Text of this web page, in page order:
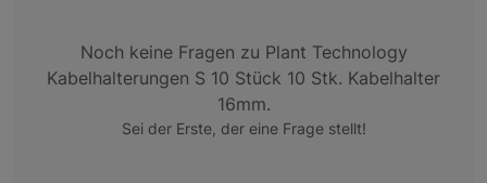
Noch keine Fragen zu Plant Technology
Kabelhalterungen S 10 Stück 10 Stk. Kabelhalter
16mm.
Sei der Erste, der eine Frage stellt!